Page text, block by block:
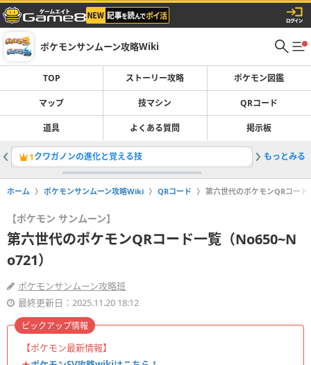
ポケモンサンムーン攻略Wiki
TOP ストーリー攻略 ポケモン図鑑
マップ 技マシン QRコード
道具 よくある質問 掲示板
1クワガノンの進化と覚える技 2ヒノア
もっとみる
ホーム ポケモンサンムーン攻略Wiki QRコード 第六世代のポケモンQRコー
【ポケモン サンムーン】
第六世代のポケモンQRコード一覧（No650~N
o721）
ポケモンサンムーン攻略班
最終更新日：2025.11.20 18:12
【ポケモン最新情報】
ピックアップ情報